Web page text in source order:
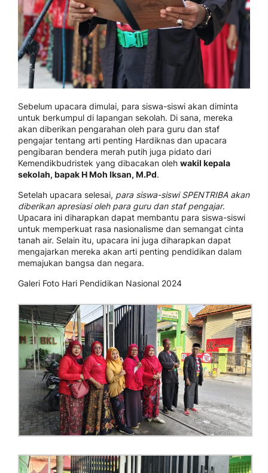
Sebelum upacara dimulai, para siswa-siswi akan diminta
untuk berkumpul di lapangan sekolah. Di sana, mereka
akan diberikan pengarahan oleh para guru dan staf
pengajar tentang arti penting Hardiknas dan upacara
pengibaran bendera merah putih juga pidato dari
Kemendikbudristek yang dibacakan oleh wakil kepala
sekolah, bapak H Moh Iksan, M.Pd.
Setelah upacara selesai, para siswa-siswi SPENTRIBA akan
diberikan apresiasi oleh para guru dan staf pengajar.
Upacara ini diharapkan dapat membantu para siswa-siswi
untuk memperkuat rasa nasionalisme dan semangat cinta
tanah air. Selain itu, upacara ini juga diharapkan dapat
mengajarkan mereka akan arti penting pendidikan dalam
memajukan bangsa dan negara.
Galeri Foto Hari Pendidikan Nasional 2024